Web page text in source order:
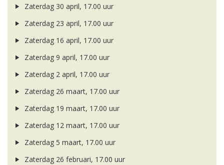
Zaterdag 30 april, 17.00 uur
Zaterdag 23 april, 17.00 uur
Zaterdag 16 april, 17.00 uur
Zaterdag 9 april, 17.00 uur
Zaterdag 2 april, 17.00 uur
Zaterdag 26 maart, 17.00 uur
Zaterdag 19 maart, 17.00 uur
Zaterdag 12 maart, 17.00 uur
Zaterdag 5 maart, 17.00 uur
Zaterdag 26 februari, 17.00 uur